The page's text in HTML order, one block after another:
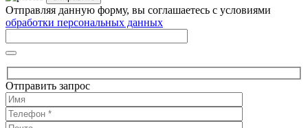
Отправляя данную форму, вы соглашаетесь с условиями
обработки персональных данных
Отправить запрос